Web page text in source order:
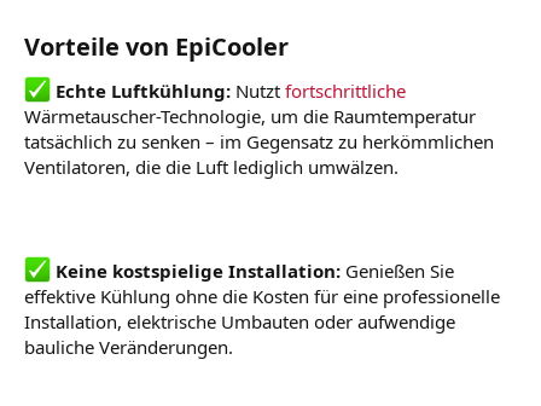
Vorteile von EpiCooler
Echte Luftkühlung: Nutzt fortschrittliche
Wärmetauscher-Technologie, um die Raumtemperatur
tatsächlich zu senken – im Gegensatz zu herkömmlichen
Ventilatoren, die die Luft lediglich umwälzen.
Keine kostspielige Installation: Genießen Sie
effektive Kühlung ohne die Kosten für eine professionelle
Installation, elektrische Umbauten oder aufwendige
bauliche Veränderungen.